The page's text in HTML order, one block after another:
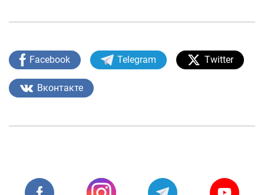
Facebook Telegram Twitter
Вконтакте